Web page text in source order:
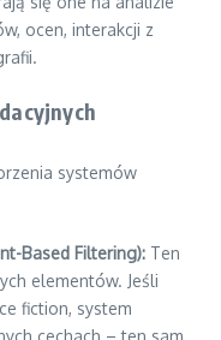
ocen, interakcji z
systemów
Based Filtering): Ten
elementów. Jeśli
fiction, system
cechach – ten sam